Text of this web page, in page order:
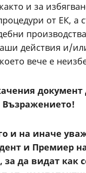
както и за
от ЕК, а
действия и/
вече е
документ
Възражението!
и на иначе
и Премиер
за да видат как